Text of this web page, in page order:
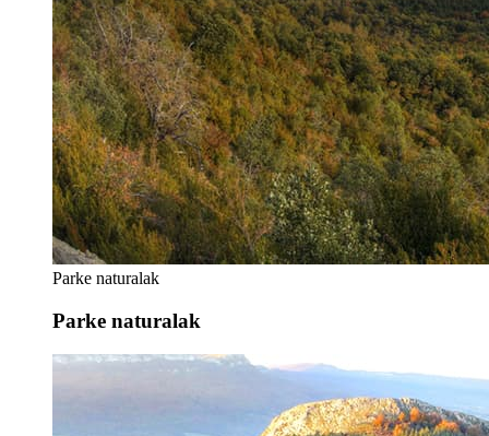
Parke naturalak
Parke naturalak